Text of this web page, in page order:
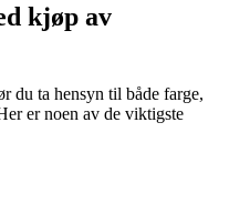
kjøp av
du ta hensyn til både farge,
er noen av de viktigste